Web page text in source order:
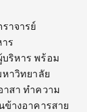
ราจารย์
ร
ริหาร พร้อม
าวิทยาลัย
สา ทำความ
ข้างอาคารสาย